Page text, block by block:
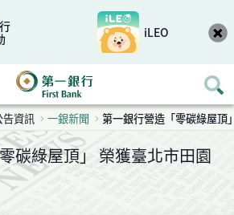
iLEO
告資訊 一銀新聞 第一銀行營造「零碳綠屋頂
碳綠屋頂」 榮獲臺北市田園